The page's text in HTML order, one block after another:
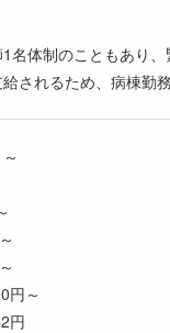
1名体制のこともあり
されるため、病棟勤
円～
円